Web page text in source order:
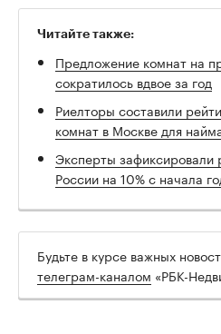
Читайте также:
Предложение комнат на
сократилось вдвое за год
Риелторы составили
комнат в Москве для
Эксперты зафиксировали
России на 10% с начала
Будьте в курсе важных
телеграм-каналом «РБК-